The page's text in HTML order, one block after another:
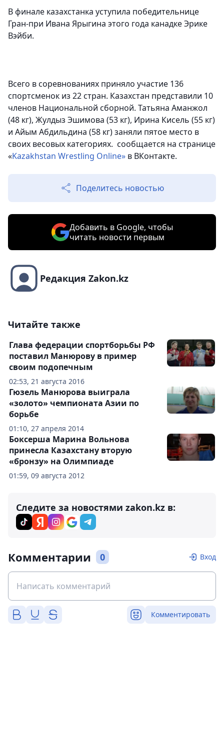
В финале казахстанка уступила победительнице
Гран-при Ивана Ярыгина этого года канадкеЭрике
Вэйби.
Всего в соревнованиях приняло участие 136
спортсменок из 22 стран. Казахстан представили 10
членов Национальной сборной. Татьяна Аманжол
(48 кг), Жулдыз Эшимова (53 кг), Ирина Кисель (55 кг)
и Айым Абдильдина (58 кг)заняли пятое место в
своих весовых категориях. сообщается на странице
«Kazakhstan Wrestling Online» в ВКонтакте.
Поделитесь новостью
Добавить в Google, чтобы
читать новости первым
Редакция Zakon.kz
Читайте также
02:53, 21 августа 2016
Глава федерации спортборьбы РФ
поставил Манюрову в пример
своим подопечным
01:10, 27 апреля 2014
Гюзель Манюрова выиграла
«золото» чемпионата Азии по
борьбе
01:59, 09 августа 2012
Боксерша Марина Вольнова
принесла Казахстану вторую
«бронзу» на Олимпиаде
Следите за новостями zakon.kz в:
Комментарии 0 Вход
Комментировать